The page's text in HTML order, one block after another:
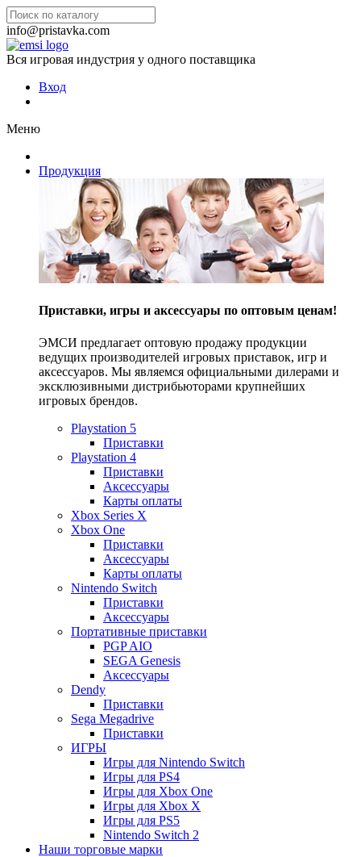
info@pristavka.com
Вся игровая индустрия у одного поставщика
Вход
Меню
Продукция
Приставки, игры и аксессуары по оптовым ценам!
ЭМСИ предлагает оптовую продажу продукции
ведущих производителей игровых приставок, игр и
аксессуаров. Мы являемся официальными дилерами и
эксклюзивными дистрибьюторами крупнейших
игровых брендов.
Playstation 5
Приставки
Playstation 4
Приставки
Аксессуары
Карты оплаты
Xbox Series X
Xbox One
Приставки
Аксессуары
Карты оплаты
Nintendo Switch
Приставки
Аксессуары
Портативные приставки
PGP AIO
SEGA Genesis
Аксессуары
Dendy
Приставки
Sega Megadrive
Приставки
ИГРЫ
Игры для Nintendo Switch
Игры для PS4
Игры для Xbox One
Игры для Xbox X
Игры для PS5
Nintendo Switch 2
Наши торговые марки